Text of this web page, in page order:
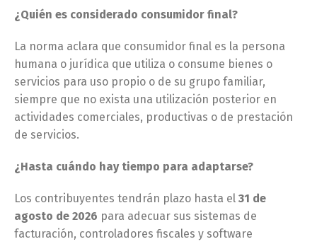
¿Quién es considerado consumidor final?
La norma aclara que consumidor final es la persona
humana o jurídica que utiliza o consume bienes o
servicios para uso propio o de su grupo familiar,
siempre que no exista una utilización posterior en
actividades comerciales, productivas o de prestación
de servicios.
¿Hasta cuándo hay tiempo para adaptarse?
Los contribuyentes tendrán plazo hasta el 31 de
agosto de 2026 para adecuar sus sistemas de
facturación, controladores fiscales y software